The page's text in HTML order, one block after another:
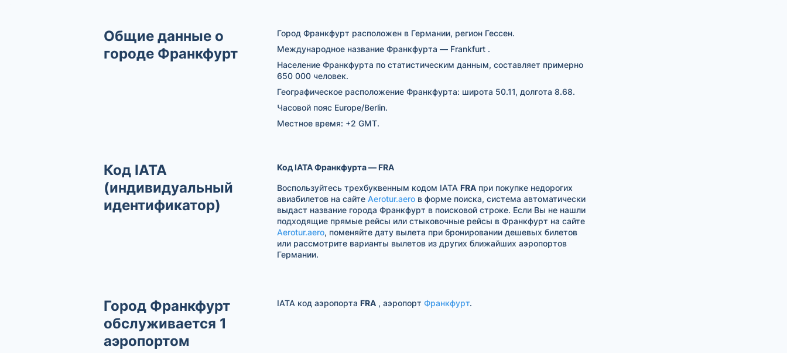
Общие данные о
городе Франкфурт
Город Франкфурт расположен в Германии, регион Гессен.
Международное название Франкфурта — Frankfurt .
Население Франкфурта по статистическим данным, составляет примерно
650 000 человек.
Географическое расположение Франкфурта: широта 50.11, долгота 8.68.
Часовой пояс Europe/Berlin.
Местное время: +2 GMT.
Код IATA
(индивидуальный
идентификатор)
Код IATA Франкфурта — FRA
Воспользуйтесь трехбуквенным кодом IATA FRAпри покупке недорогих
авиабилетов на сайте Aerotur.aeroв форме поиска, система автоматически
выдаст название города Франкфурт в поисковой строке. Если Вы не нашли
подходящие прямые рейсы или стыковочные рейсы в Франкфурт на сайте
Aerotur.aero, поменяйте дату вылета при бронировании дешевых билетов
или рассмотрите варианты вылетов из других ближайших аэропортов
Германии.
Город Франкфурт
обслуживается 1
аэропортом
IATA код аэропорта FRA, аэропорт Франкфурт.